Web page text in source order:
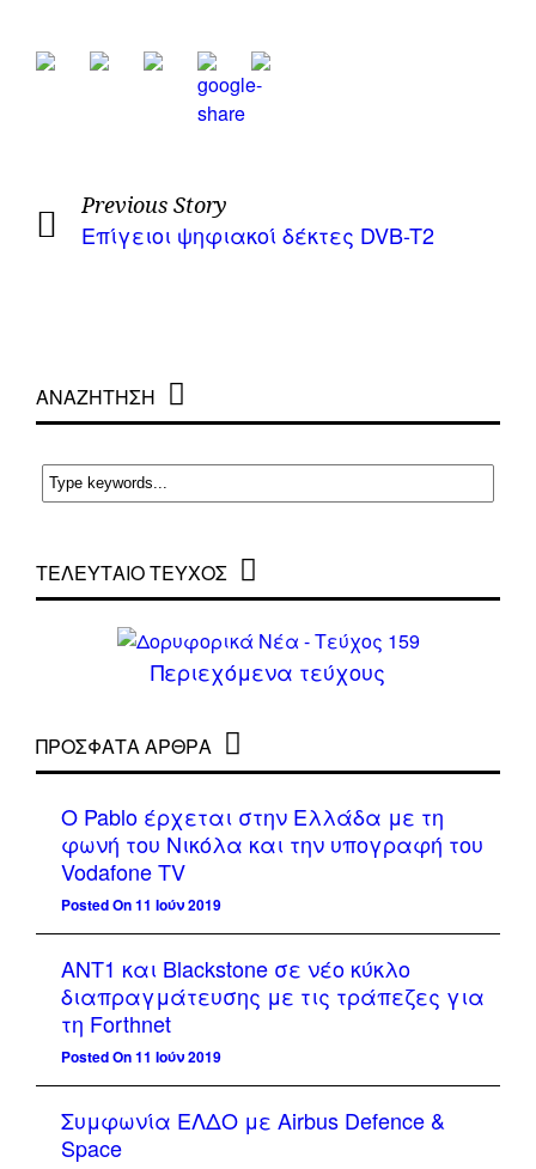
Previous Story
Επίγειοι ψηφιακοί δέκτες DVB-T2
ΑΝΑΖΗΤΗΣΗ
ΤΕΛΕΥΤΑΙΟ ΤΕΥΧΟΣ
Περιεχόμενα τεύχους
ΠΡΌΣΦΑΤΑ ΆΡΘΡΑ
Ο Pablo έρχεται στην Ελλάδα με τη
φωνή του Νικόλα και την υπογραφή του
Vodafone TV
Posted On 11 Ιούν 2019
ΑΝΤ1 και Blackstone σε νέο κύκλο
διαπραγμάτευσης με τις τράπεζες για
τη Forthnet
Posted On 11 Ιούν 2019
Συμφωνία ΕΛΔΟ με Airbus Defence &
Space